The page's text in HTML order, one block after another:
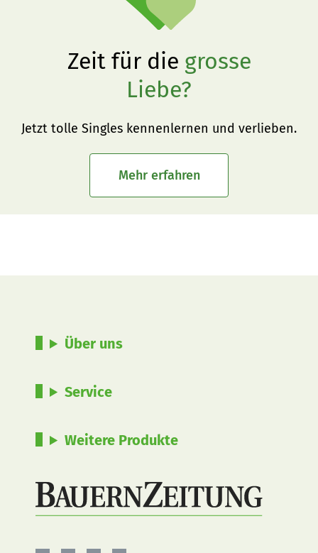
Zeit für die grosse
Liebe?
Jetzt tolle Singles kennenlernen und verlieben.
Mehr erfahren
Über uns
Service
Weitere Produkte